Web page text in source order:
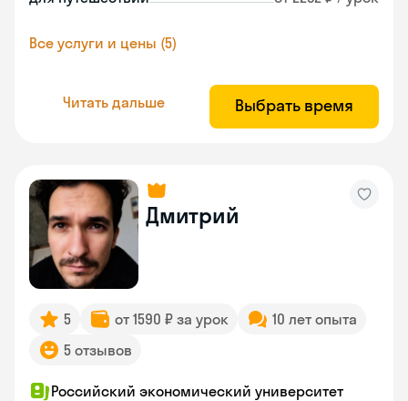
Все услуги и цены (5)
Читать дальше Выбрать время
Дмитрий
5 от 1590 ₽ за урок
10 лет опыта
5 отзывов
Российский экономический университет